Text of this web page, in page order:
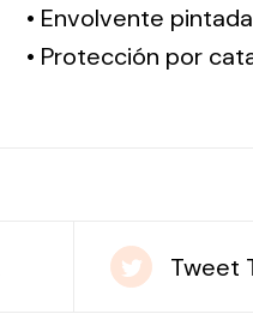
• Envolvente
• Protección por
Tweet